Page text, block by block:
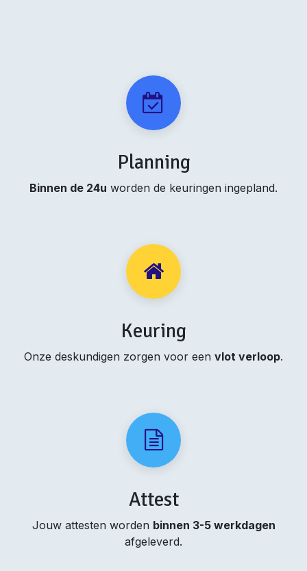
Planning
Binnen de 24u worden de keuringen ingepland.
Keuring
Onze deskundigen zorgen voor een vlot verloop.
Attest
Jouw attesten worden binnen 3-5 werkdagen
afgeleverd.